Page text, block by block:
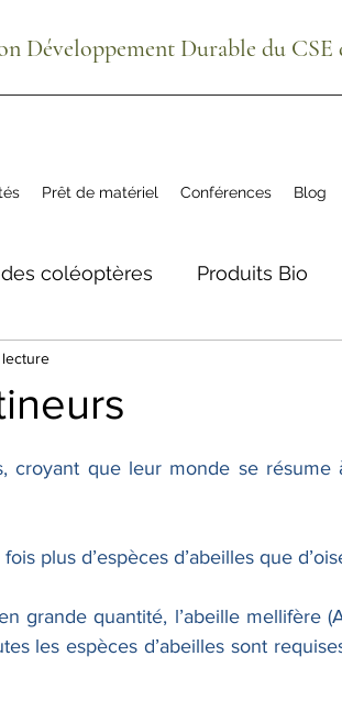
Prêt de matériel Conférences Blog
Développement Durable du
coléoptères Produits Bio
plantes comestibles
Espace Nature
croyant que leur monde se résume
plus d’espèces d’abeilles que
grande quantité, l’abeille mellifère
les espèces d’abeilles sont